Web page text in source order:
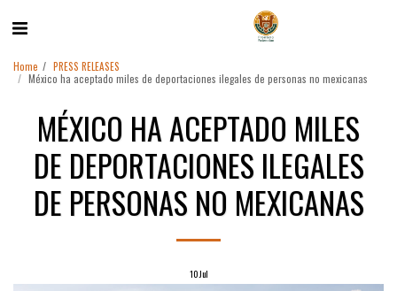
Home
PRESS RELEASES
México ha aceptado miles de deportaciones ilegales de personas no mexicanas
MÉXICO HA ACEPTADO MILES
DE DEPORTACIONES ILEGALES
DE PERSONAS NO MEXICANAS
10Jul